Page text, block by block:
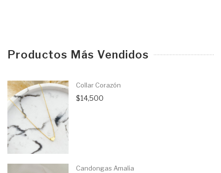
Productos Más Vendidos
Collar Corazón
$14,500
Candongas Amalia